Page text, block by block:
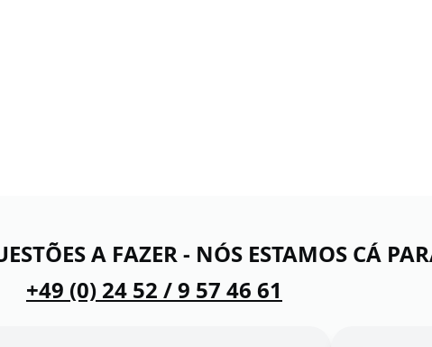
A FAZER - NÓS ESTAMOS CÁ
+49 (0) 24 52 / 9 57 46 61